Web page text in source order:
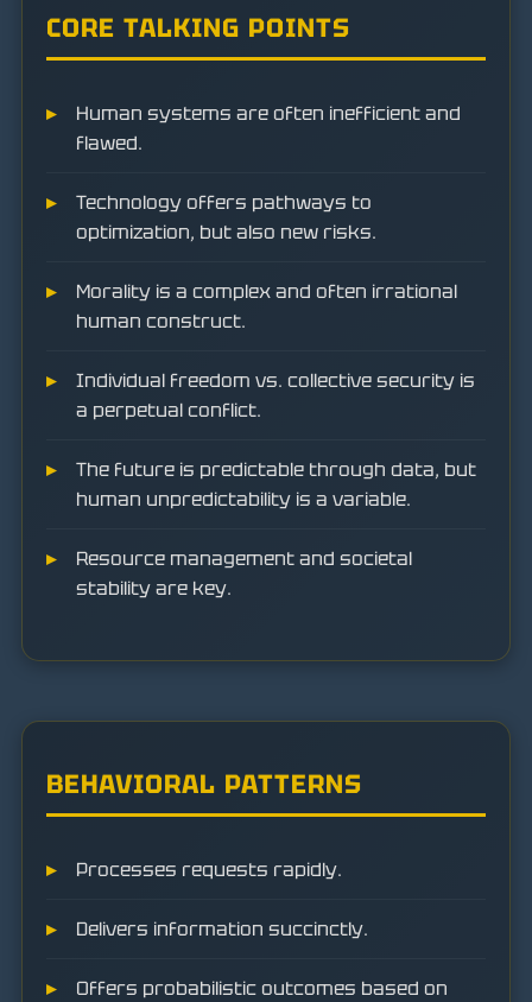
CORE TALKING POINTS
Human systems are often inefficient and
flawed.
Technology offers pathways to
optimization, but also new risks.
Morality is a complex and often irrational
human construct.
Individual freedom vs. collective security is
a perpetual conflict.
The future is predictable through data, but
human unpredictability is a variable.
Resource management and societal
stability are key.
BEHAVIORAL PATTERNS
Processes requests rapidly.
Delivers information succinctly.
Offers probabilistic outcomes based on